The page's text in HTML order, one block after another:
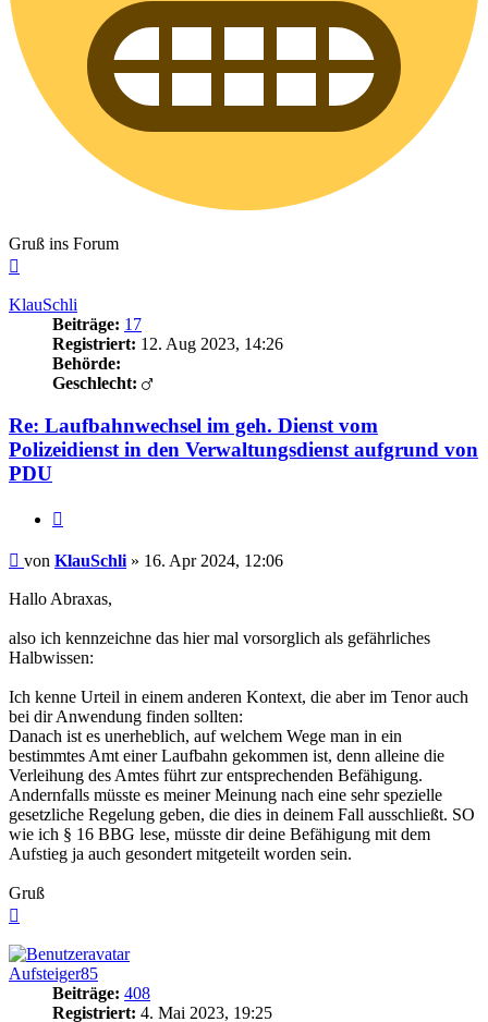
Gruß ins Forum
KlauSchli
Beiträge: 17
Registriert: 12. Aug 2023, 14:26
Behörde:
Geschlecht:
Re: Laufbahnwechsel im geh. Dienst vom
Polizeidienst in den Verwaltungsdienst aufgrund von
PDU
Beitrag
von KlauSchli » 16. Apr 2024, 12:06
Hallo Abraxas,
also ich kennzeichne das hier mal vorsorglich als gefährliches
Halbwissen:
Ich kenne Urteil in einem anderen Kontext, die aber im Tenor auch
bei dir Anwendung finden sollten:
Danach ist es unerheblich, auf welchem Wege man in ein
bestimmtes Amt einer Laufbahn gekommen ist, denn alleine die
Verleihung des Amtes führt zur entsprechenden Befähigung.
Andernfalls müsste es meiner Meinung nach eine sehr spezielle
gesetzliche Regelung geben, die dies in deinem Fall ausschließt. SO
wie ich § 16 BBG lese, müsste dir deine Befähigung mit dem
Aufstieg ja auch gesondert mitgeteilt worden sein.
Gruß
Aufsteiger85
Beiträge: 408
Registriert: 4. Mai 2023, 19:25